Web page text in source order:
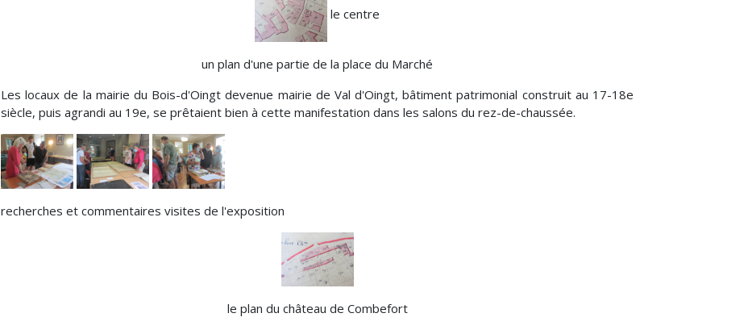
le centre
un plan d'une partie de la place du Marché
Les locaux de la mairie du Bois-d'Oingt devenue mairie de Val d'Oingt, bâtiment patrimonial construit au 17-18e
siècle, puis agrandi au 19e, se prêtaient bien à cette manifestation dans les salons du rez-de-chaussée.
recherches et commentaires visites de l'exposition
le plan du château de Combefort